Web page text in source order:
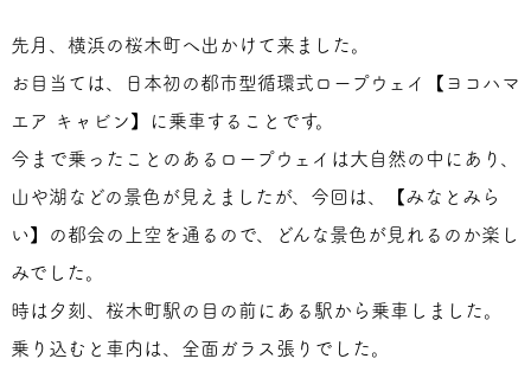
先月、横浜の桜木町へ出かけて来ました。
お目当ては、日本初の都市型循環式ロープウェイ【ヨコハマ
エア キャビン】に乗車することです。
今まで乗ったことのあるロープウェイは大自然の中にあり、
山や湖などの景色が見えましたが、今回は、【みなとみら
い】の都会の上空を通るので、どんな景色が見れるのか楽し
みでした。
時は夕刻、桜木町駅の目の前にある駅から乗車しました。
乗り込むと車内は、全面ガラス張りでした。